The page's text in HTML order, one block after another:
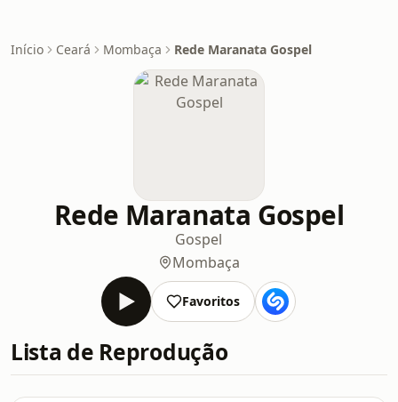
Início Ceará Mombaça Rede Maranata Gospel
Rede Maranata Gospel
Gospel
Mombaça
Favoritos
Lista de Reprodução